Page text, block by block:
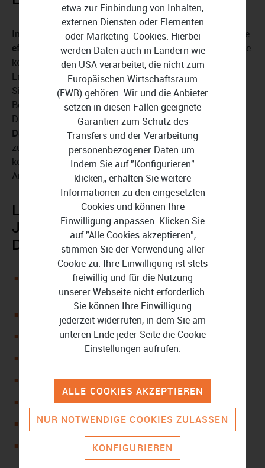
Im Vergleich zur Basisversion bietet die Pro-Version eine
effiziente Netzwerk-Lösung für bis zu 3 Arbeitsplätze
. Sie
können die Anzahl der Arbeitsplätze jederzeit durch den
Erwerb von Zusatzlizenzen erweitern. Zudem profitieren
Sie von umfangreichen Rechte- und
Benutzerverwaltungen, einschließlich Passwortschutz.
Darüber hinaus steht Ihnen die leistungsstarke
Datenbank von Sybase zur Verfügung. Falls Sie Fragen
zur Software oder zur Installation haben, können Sie
kostenlos die Beratung des Lexware Service Centers in
Anspruch nehmen.
Lexware fehlzeiten pro 2026 -
Jahresversion (365 Tage)
Download in der Übersicht:
Client-/ Server-Lösung geeignet für den Einsatz an 3
Arbeitsplätzen
Geeignet für 1 Arbeitsplatz
Erlaubt eine genaue Arbeitszeiterfassung
Führt Arbeitszeitkonten
Verwaltet alle Abwesenheitsarten
Berechnet Urlaubsansprüche
Erlaubt die Einrichtung und Prüfung von
Urlaubsregelungen
etwa zur Einbindung von Inhalten,
externen Diensten oder Elementen
oder Marketing-Cookies. Hierbei
werden Daten auch in Ländern wie
den USA verarbeitet, die nicht zum
Europäischen Wirtschaftsraum
(EWR) gehören. Wir und die Anbieter
setzen in diesen Fällen geeignete
Garantien zum Schutz des
Transfers und der Verarbeitung
personenbezogener Daten um.
Indem Sie auf "Konfigurieren"
klicken,, erhalten Sie weitere
Informationen zu den eingesetzten
Cookies und können Ihre
Einwilligung anpassen. Klicken Sie
auf "Alle Cookies akzeptieren",
stimmen Sie der Verwendung aller
Cookie zu. Ihre Einwilligung ist stets
freiwillig und für die Nutzung
unserer Webseite nicht erforderlich.
Sie können Ihre Einwilligung
jederzeit widerrufen, in dem Sie am
unteren Ende jeder Seite die Cookie
Einstellungen aufrufen.
NUR NOTWENDIGE COOKIES ZULASSEN
KONFIGURIEREN
ALLE COOKIES AKZEPTIEREN